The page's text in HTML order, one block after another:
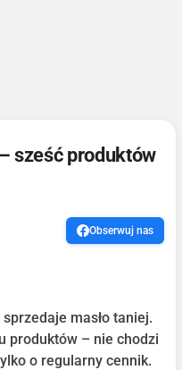
sześć produktów
Obserwuj nas
masło taniej.
produktów – nie chodzi
o regularny cennik.